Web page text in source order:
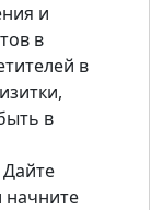
и
в
в
в
начните